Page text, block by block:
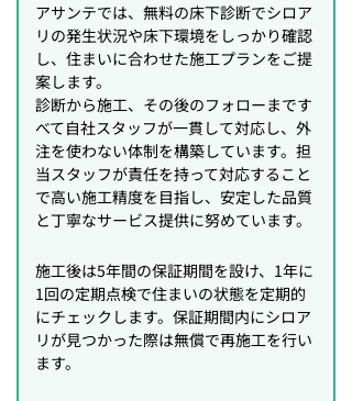
アサンテでは、無料の床下診断でシロア
リの発生状況や床下環境をしっかり確認
し、住まいに合わせた施工プランをご提
案します。
診断から施工、その後のフォローまです
べて自社スタッフが一貫して対応し、外
注を使わない体制を構築しています。担
当スタッフが責任を持って対応すること
で高い施工精度を目指し、安定した品質
と丁寧なサービス提供に努めています。
施工後は5年間の保証期間を設け、1年に
1回の定期点検で住まいの状態を定期的
にチェックします。保証期間内にシロア
リが見つかった際は無償で再施工を行い
ます。